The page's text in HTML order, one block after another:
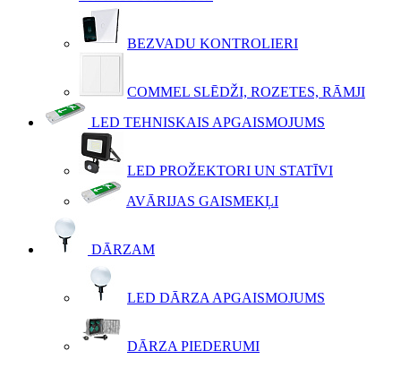
BEZVADU KONTROLIERI
COMMEL SLĒDŽI, ROZETES, RĀMJI
LED TEHNISKAIS APGAISMOJUMS
LED PROŽEKTORI UN STATĪVI
AVĀRIJAS GAISMEKĻI
DĀRZAM
LED DĀRZA APGAISMOJUMS
DĀRZA PIEDERUMI